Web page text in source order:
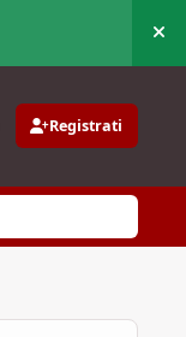
Registrati